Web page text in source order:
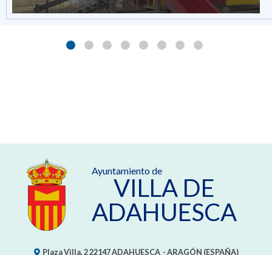
Ayuntamiento de
VILLA DE
ADAHUESCA
Plaza Villa, 222147ADAHUESCA - ARAGÓN (ESPAÑA)